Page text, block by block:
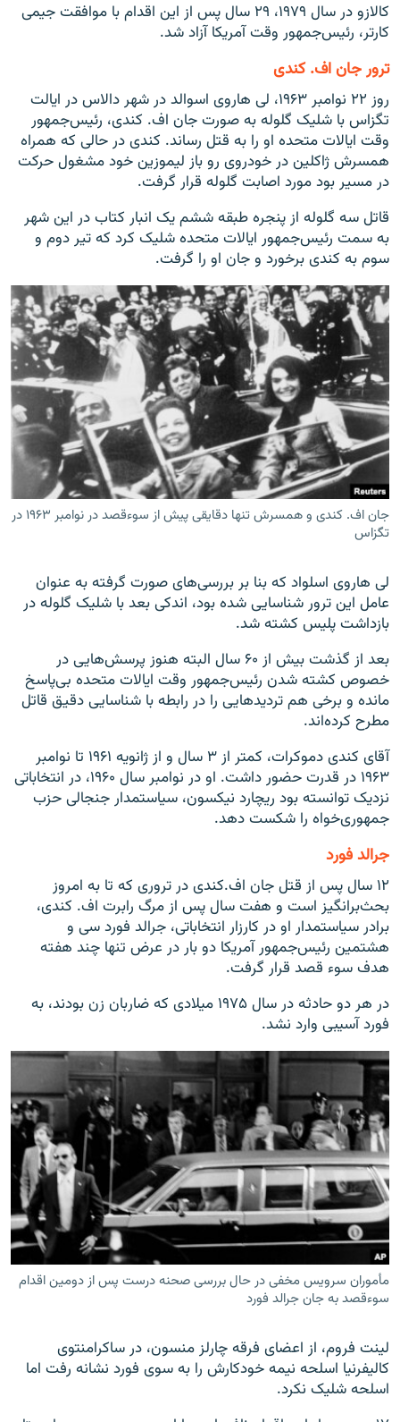
کالازو در سال ۱۹۷۹، ۲۹ سال پس از این اقدام با موافقت جیمی
کارتر، رئیس‌جمهور وقت آمریکا آزاد شد.
ترور جان اف. کندی
روز ۲۲ نوامبر ۱۹۶۳، لی هاروی اسوالد در شهر دالاس در ایالت
تگزاس با شلیک گلوله به صورت جان اف. کندی، رئيس‌جمهور
وقت ایالات متحده او را به قتل رساند. کندی در حالی که همراه
همسرش ژاکلین در خودروی رو باز لیموزین خود مشغول حرکت
در مسیر بود مورد اصابت گلوله قرار گرفت.
قاتل سه گلوله از پنجره طبقه ششم یک انبار کتاب در این شهر
به سمت رئيس‌جمهور ایالات متحده شلیک کرد که تیر دوم و
سوم به کندی برخورد و جان او را گرفت.
جان اف. کندی و همسرش تنها دقایقی پیش از سوءقصد در نوامبر ۱۹۶۳ در
تگزاس
لی هاروی اسلواد که بنا بر بررسی‌های صورت گرفته به عنوان
عامل این ترور شناسایی شده بود، اندکی بعد با شلیک گلوله در
بازداشت پلیس کشته شد.
بعد از گذشت بیش از ۶۰ سال البته هنوز پرسش‌هایی در
خصوص کشته شدن رئيس‌جمهور وقت ایالات متحده بی‌پاسخ
مانده و برخی هم تردیدهایی را در رابطه با شناسایی دقیق قاتل
مطرح کرده‌اند.
آقای کندی دموکرات، کمتر از ۳ سال و از ژانویه ۱۹۶۱ تا نوامبر
۱۹۶۳ در قدرت حضور داشت. او در نوامبر سال ۱۹۶۰، در انتخاباتی
نزدیک توانسته بود ریچارد نیکسون، سیاستمدار جنجالی حزب
جمهوری‌خواه را شکست دهد.
جرالد فورد
۱۲ سال پس از قتل جان اف‌.کندی در تروری که تا به امروز
بحث‌برانگیز است و هفت سال پس از مرگ رابرت اف. کندی،
برادر سیاستمدار او در کارزار انتخاباتی، جرالد فورد سی و
هشتمین رئیس‌جمهور آمریکا دو بار در عرض تنها چند هفته
هدف سوء قصد قرار گرفت.
در هر دو حادثه در سال ۱۹۷۵ میلادی که ضاربان زن بودند، به
فورد آسیبی وارد نشد.
مأموران سرویس مخفی در حال بررسی صحنه درست پس از دومین اقدام
سوءقصد به جان جرالد فورد
لینت فروم، از اعضای فرقه چارلز منسون، در ساکرامنتوی
کالیفرنیا اسلحه نیمه خودکارش را به سوی فورد نشانه رفت اما
اسلحه شلیک نکرد.